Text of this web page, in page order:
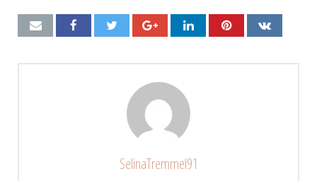
SelinaTremmel91